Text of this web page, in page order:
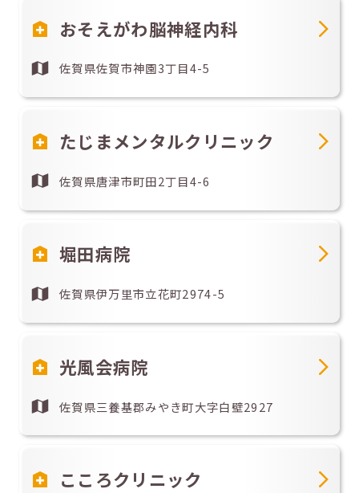
おそえがわ脳神経内科
佐賀県佐賀市神園3丁目4-5
たじまメンタルクリニック
佐賀県唐津市町田2丁目4-6
堀田病院
佐賀県伊万里市立花町2974-5
光風会病院
佐賀県三養基郡みやき町大字白壁2927
こころクリニック